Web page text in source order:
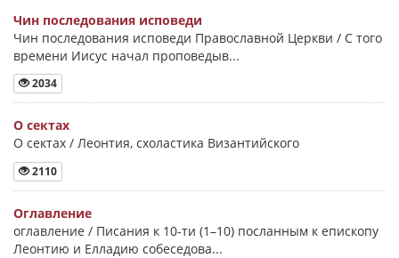
Чин последования исповеди
Чин последования исповеди Православной Церкви / С того
времени Иисус начал проповедыв...
2034
О сектах
О сектах / Леонтия, схоластика Византийского
2110
Оглавление
оглавление / Писания к 10-ти (1–10) посланным к епископу
Леонтию и Елладию собеседова...